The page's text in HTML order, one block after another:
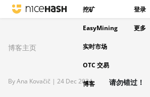
挖矿
EasyMining
实时市场
OTC 交易
博客
登录
更多
博客主页
By Ana Kovačič | 24 Dec 2024 请勿错过！